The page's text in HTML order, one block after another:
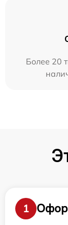
Более 20
1